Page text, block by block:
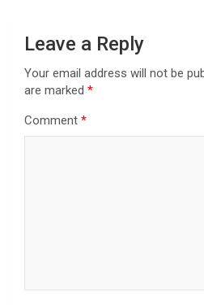
Leave a Reply
Your email address will not be
are marked *
Comment *